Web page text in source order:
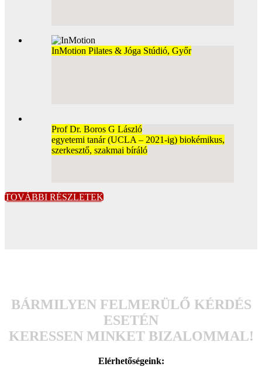
InMotion Pilates & Jóga Stúdió, Győr
Prof Dr. Boros G László
egyetemi tanár (UCLA – 2021-ig) biokémikus,
szerkesztő, szakmai bíráló
TOVÁBBI RÉSZLETEK
BÁRMILYEN FELMERÜLŐ KÉRDÉS
ESETÉN
KERESSEN MINKET BIZALOMMAL!
Elérhetőségeink: